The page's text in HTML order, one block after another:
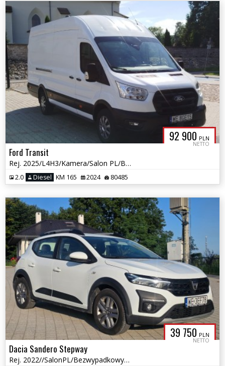
92 900 PLN
NETTO
Ford Transit
Rej. 2025/L4H3/Kamera/Salon PL/Bezwypadkowy/RWD/Gwarancja
2.0 Diesel KM 165 2024 80485
39 750 PLN
NETTO
Dacia Sandero Stepway
Rej. 2022//SalonPL/Bezwypadkowy/Lakier oryginalny/Gwarancja producent